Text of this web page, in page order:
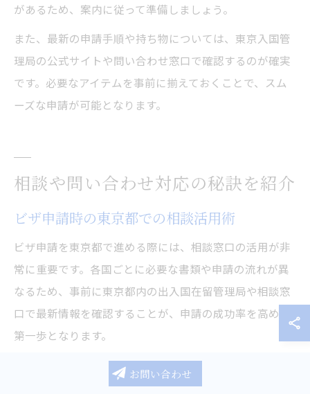
があるため、案内に従って準備しましょう。
また、最新の申請手順や持ち物については、東京入国管
理局の公式サイトや問い合わせ窓口で確認するのが確実
です。必要なアイテムを事前に揃えておくことで、スム
ーズな申請が可能となります。
相談や問い合わせ対応の秘訣を紹介
ビザ申請時の東京都での相談活用術
ビザ申請を東京都で進める際には、相談窓口の活用が非
常に重要です。各国ごとに必要な書類や申請の流れが異
なるため、事前に東京都内の出入国在留管理局や相談窓
口で最新情報を確認することが、申請の成功率を高める
第一歩となります。
特に、東京入国管理局の品川庁舎や立川、松戸の出張所
など、複数の窓口が存在しますので、自分の国籍や申請
お問い合わせ